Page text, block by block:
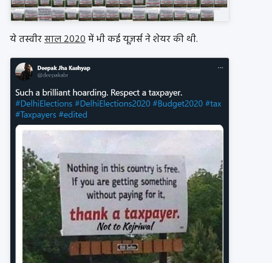
ये तस्वीरसाल 2020में भी कई यूज़र्स ने शेयर की थी.